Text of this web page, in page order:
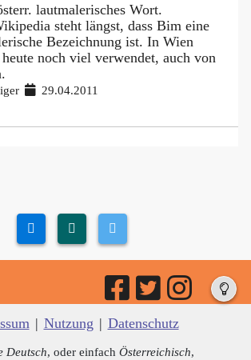
lautmalerisches Wort.
steht längst, dass Bim eine
Bezeichnung ist. In Wien
noch viel verwendet, auch von
29.04.2011
| Nutzung | Datenschutz
Deutsch, oder einfach Österreichisch,